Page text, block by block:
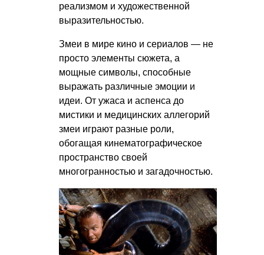
реализмом и художественной
выразительностью.
Змеи в мире кино и сериалов — не
просто элементы сюжета, а
мощные символы, способные
выражать различные эмоции и
идеи. От ужаса и аспенса до
мистики и медицинских аллегорий
змеи играют разные роли,
обогащая кинематографическое
пространство своей
многогранностью и загадочностью.